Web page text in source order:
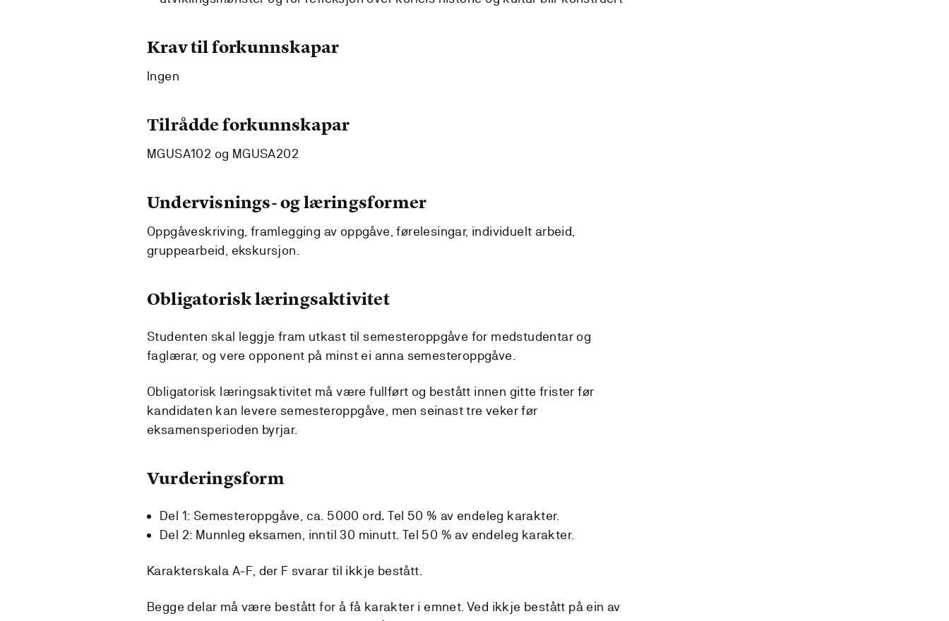
Krav til forkunnskapar
Ingen
Tilrådde forkunnskapar
MGUSA102 og MGUSA202
Undervisnings- og læringsformer
Oppgåveskriving, framlegging av oppgåve, førelesingar, individuelt arbeid,
gruppearbeid, ekskursjon.
Obligatorisk læringsaktivitet
Studenten skal leggje fram utkast til semesteroppgåve for medstudentar og
faglærar, og vere opponent på minst ei anna semesteroppgåve.
Obligatorisk læringsaktivitet må være fullført og bestått innen gitte frister før
kandidaten kan levere semesteroppgåve, men seinast tre veker før
eksamensperioden byrjar.
Vurderingsform
Del 1: Semesteroppgåve, ca. 5000 ord. Tel 50 % av endeleg karakter.
Del 2: Munnleg eksamen, inntil 30 minutt. Tel 50 % av endeleg karakter.
Karakterskala A-F, der F svarar til ikkje bestått.
Begge delar må være bestått for å få karakter i emnet. Ved ikkje bestått på ein av